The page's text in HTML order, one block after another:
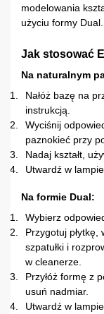
modelowania
użyciu formy Dual.
Jak stosować
Na naturalnym
Nałóż bazę na
instrukcją.
Wyciśnij
paznokieć przy
Nadaj kształt,
Utwardź w
Na formie Dual:
Wybierz
Przygotuj
szpatułki i
w cleanerze.
Przyłóż formę z
usuń nadmiar.
Utwardź w